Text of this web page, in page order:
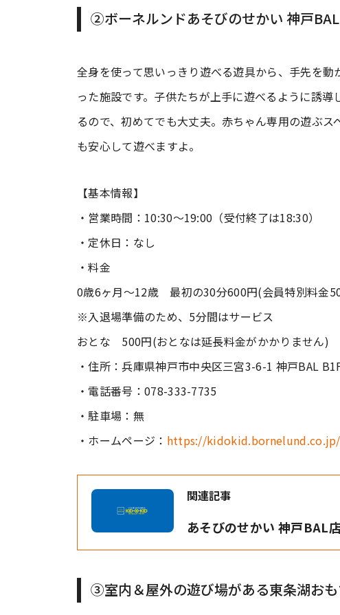
②ボーネルンドあそびのせかい 神戸
全身を使って思いっきり遊べる遊具から、手先を
った施設です。子供たちが上手に遊べるように誘
るので、初めてでも大丈夫。赤ちゃん専用の遊ぶ
も安心して遊べますよ。
【基本情報】
・営業時間：10:30～19:00（受付終了は18:30）
・定休日：なし
・料金
0歳6ヶ月～12歳 最初の30分600円(会員特別料金
※入退場準備のため、5分間はサービス
おとな 500円(おとなは延長料金がかかりません)
・住所：兵庫県神戸市中央区三宮3-6-1 神戸BAL
・電話番号：078-333-7735
・駐車場：無
・ホームページ： https://
関連記事
あそびのせかい 神戸BAL
③室内＆屋外の遊び場がある東条湖お